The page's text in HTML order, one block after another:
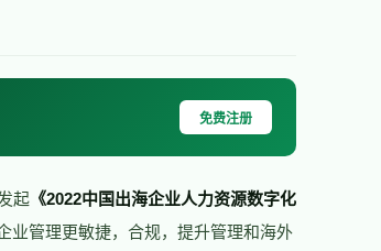
免费注册
起 《2022中国出海企业人力资源数字化
业管理更敏捷，合规，提升管理和海外